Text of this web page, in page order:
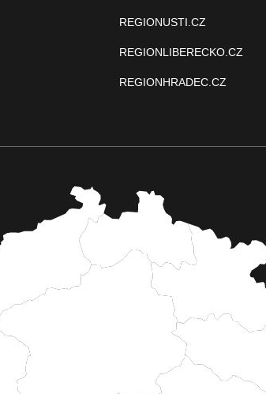
REGIONUSTI.CZ
REGIONLIBERECKO.CZ
REGIONHRADEC.CZ